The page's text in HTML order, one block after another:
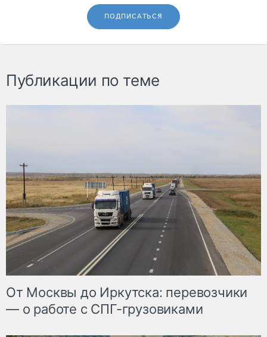
ПОДПИСАТЬСЯ
Публикации по теме
От Москвы до Иркутска: перевозчики
— о работе с СПГ-грузовиками